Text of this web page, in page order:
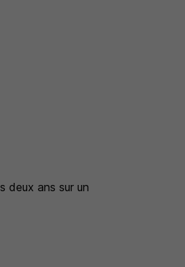
deux ans sur un